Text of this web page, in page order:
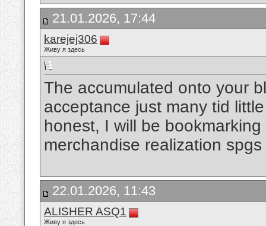
21.01.2026, 17:44
karejej306
Живу я здесь
The accumulated onto your
acceptance just many tid
honest, I will be
merchandise realization
22.01.2026, 11:43
ALISHER ASQ1
Живу я здесь